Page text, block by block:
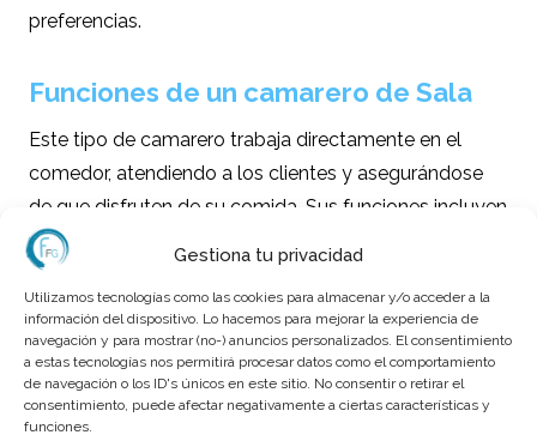
Gestiona tu privacidad
Utilizamos tecnologías como las cookies para almacenar y/o acceder a la
información del dispositivo. Lo hacemos para mejorar la experiencia de
navegación y para mostrar (no-) anuncios personalizados. El consentimiento
a estas tecnologías nos permitirá procesar datos como el comportamiento
de navegación o los ID's únicos en este sitio. No consentir o retirar el
consentimiento, puede afectar negativamente a ciertas características y
funciones.
preferencias.
Funciones de un camarero de Sala
Este tipo de camarero trabaja directamente en el
comedor, atendiendo a los clientes y asegurándose
de que disfruten de su comida. Sus funciones incluyen
tomar comandas, servir alimentos y bebidas, y
gestionar pagos.
Funciones de unCamarero de Barra
El camarero de barra se encarga de preparar y servir
bebidas en la barra del establecimiento. Debe tener